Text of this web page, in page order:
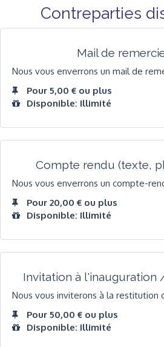
Contreparties
Mail de
Nous vous enverrons un mail de
Pour 5,00 € ou plus
Disponible: Illimité
Compte rendu (texte,
Nous vous enverrons un compte-
Pour 20,00 € ou plus
Disponible: Illimité
Invitation à l'inauguration
Nous vous inviterons à la restitution
Pour 50,00 € ou plus
Disponible: Illimité